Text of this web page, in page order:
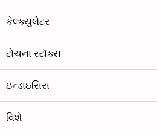
કેલ્ક્યુલેટર
ટોચના સ્ટૉક્સ
ઇન્ડાઇસિસ
વિશે